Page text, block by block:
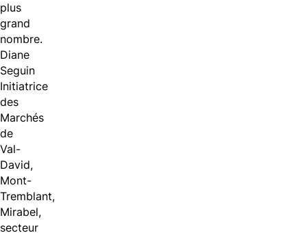
plus
grand
nombre.
Diane
Seguin
Initiatrice
des
Marchés
de
Val-
David,
Mont-
Tremblant,
Mirabel,
secteur